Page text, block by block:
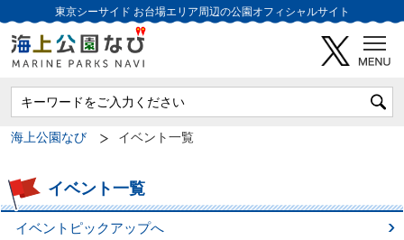
東京シーサイド お台場エリア周辺の公園オフィシャルサイト
海上公園なび イベント一覧
イベント一覧
イベントピックアップへ